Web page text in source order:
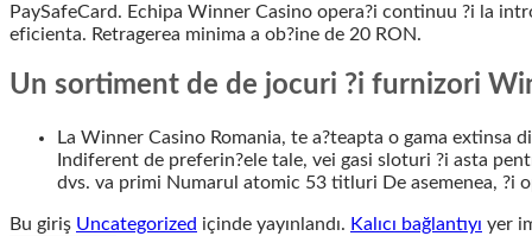
PaySafeCard. Echipa Winner Casino opera?i continuu ?i la
eficienta. Retragerea minima a ob?ine de 20 RON.
Un sortiment de de jocuri ?i furnizori
La Winner Casino Romania, te a?teapta o gama
Indiferent de preferin?ele tale, vei gasi sloturi ?i asta
dvs. va primi Numarul atomic 53 titluri De asemenea, ?i
Bu giriş Uncategorized içinde yayınlandı. Kalıcı bağlantıyı yer